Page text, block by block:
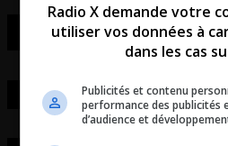
Radio X demande votre
utiliser vos données à
dans les cas
Publicités et contenu
performance des publicités
d’audience et